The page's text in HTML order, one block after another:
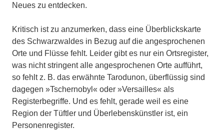
Neues zu entdecken.
Kritisch ist zu anzumerken, dass eine Überblickskarte
des Schwarzwaldes in Bezug auf die angesprochenen
Orte und Flüsse fehlt. Leider gibt es nur ein Ortsregister,
was nicht stringent alle angesprochenen Orte aufführt,
so fehlt z. B. das erwähnte Tarodunon, überflüssig sind
dagegen »Tschernobyl« oder »Versailles« als
Registerbegriffe. Und es fehlt, gerade weil es eine
Region der Tüftler und Überlebenskünstler ist, ein
Personenregister.